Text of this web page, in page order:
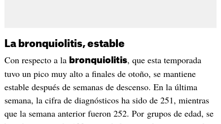
La bronquiolitis, estable
Con respecto a la bronquiolitis, que esta temporada
tuvo un pico muy alto a finales de otoño, se mantiene
estable después de semanas de descenso. En la última
semana, la cifra de diagnósticos ha sido de 251, mientras
que la semana anterior fueron 252. Por grupos de edad, se